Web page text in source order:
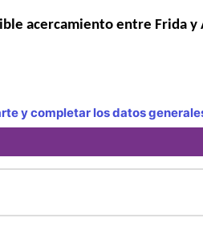
acercamiento entre Frida
y completar los datos